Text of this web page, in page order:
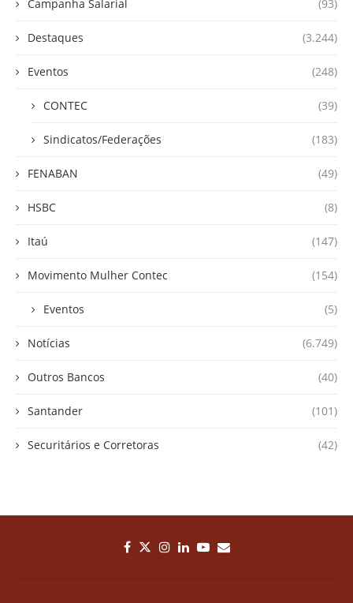
Campanha Salarial (93)
Destaques (3.244)
Eventos (248)
CONTEC (39)
Sindicatos/Federações (183)
FENABAN (49)
HSBC (8)
Itaú (147)
Movimento Mulher Contec (154)
Eventos (5)
Notícias (6.749)
Outros Bancos (40)
Santander (101)
Securitários e Corretoras (42)